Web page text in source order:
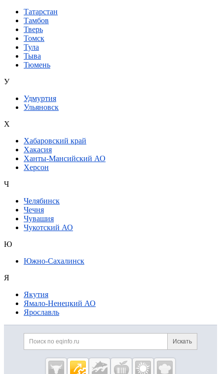
Татарстан
Тамбов
Тверь
Томск
Тула
Тыва
Тюмень
У
Удмуртия
Ульяновск
Х
Хабаровский край
Хакасия
Ханты-Мансийский АО
Херсон
Ч
Челябинск
Чечня
Чувашия
Чукотский АО
Ю
Южно-Сахалинск
Я
Якутия
Ямало-Ненецкий АО
Ярославль
Дополнительная информация
Поиск по сайту и
Искать
Cсылки на полезные проекты